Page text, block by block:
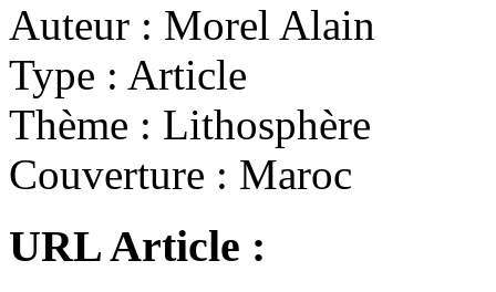
Auteur : Morel Alain
Type : Article
Thème : Lithosphère
Couverture : Maroc
URL Article :